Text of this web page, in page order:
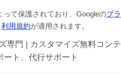
て保護されており、Googleのプラ
利用規約が適用されます。
専門 | カスタマイズ無料コンテ
ート、代行サポート